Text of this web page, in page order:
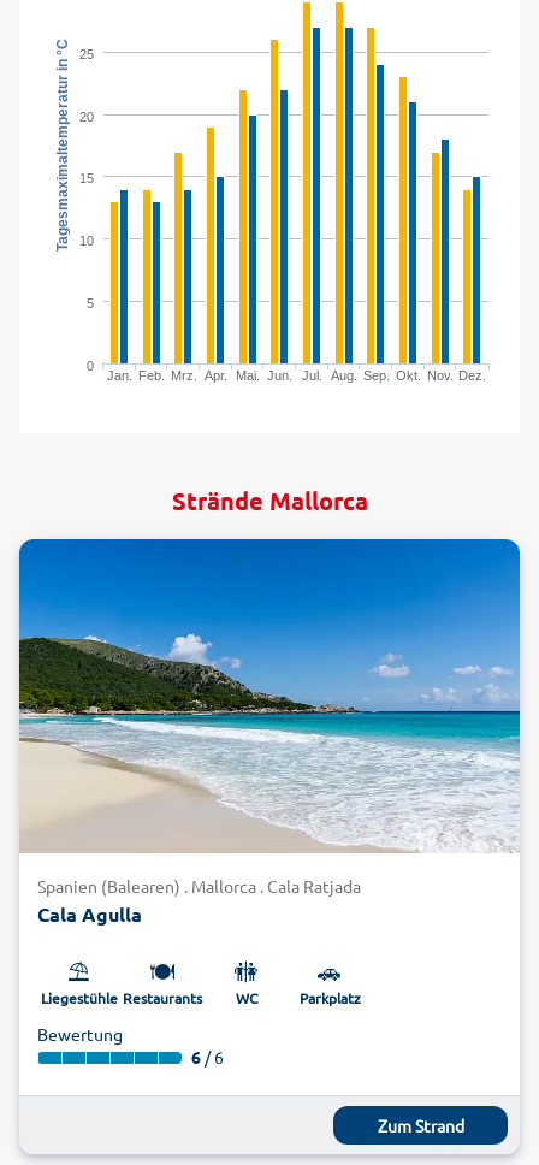
Tagesmaximaltemperatur in °C
Jan. Feb. Mrz. Apr. Mai. Jun. Jul. Aug. Sep. Okt. Nov. Dez.
0
5
10
15
20
25
Strände Mallorca
Spanien (Balearen) . Mallorca . Cala Ratjada
Cala Agulla
⛱️
Liegestühle
🍽️
Restaurants
🚻
WC
🚗
Parkplatz
Bewertung
6 / 6
Zum Strand